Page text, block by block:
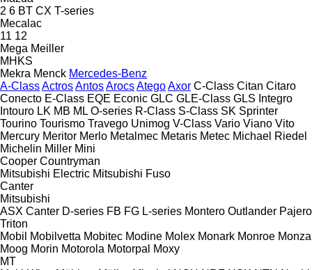
2 6 BT CX T-series
Mecalac
11 12
Mega Meiller
MHKS
Mekra Menck Mercedes-Benz
A-ClassActrosAntosArocsAtegoAxor C-Class Citan Citaro
Conecto E-Class EQE Econic GLC GLE-Class GLS Integro
Intouro LK MB ML O-series R-Class S-Class SK Sprinter
Tourino Tourismo Travego Unimog V-Class Vario Viano Vito
Mercury Meritor Merlo Metalmec Metaris Metec Michael Riedel
Michelin Miller Mini
Cooper Countryman
Mitsubishi Electric Mitsubishi Fuso
Canter
Mitsubishi
ASX Canter D-series FB FG L-series Montero Outlander Pajero
Triton
Mobil
Mobilvetta Mobitec Modine Molex Monark Monroe Monza
Moog Morin Motorola Motorpal
Moxy
MT